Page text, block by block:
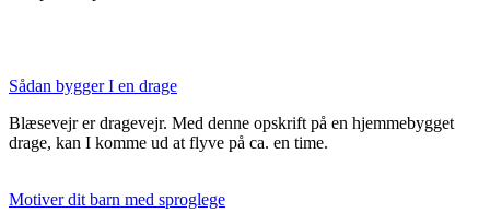
Sådan bygger I en drage
Blæsevejr er dragevejr. Med denne opskrift på en hjemmebygget
drage, kan I komme ud at flyve på ca. en time.
Motiver dit barn med sproglege